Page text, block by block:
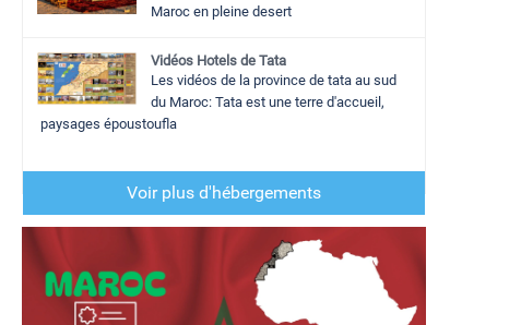
Maroc en pleine desert
Vidéos Hotels de Tata
Les vidéos de la province de tata au sud
du Maroc: Tata est une terre d'accueil,
paysages époustoufla
Voir plus d'hébergements